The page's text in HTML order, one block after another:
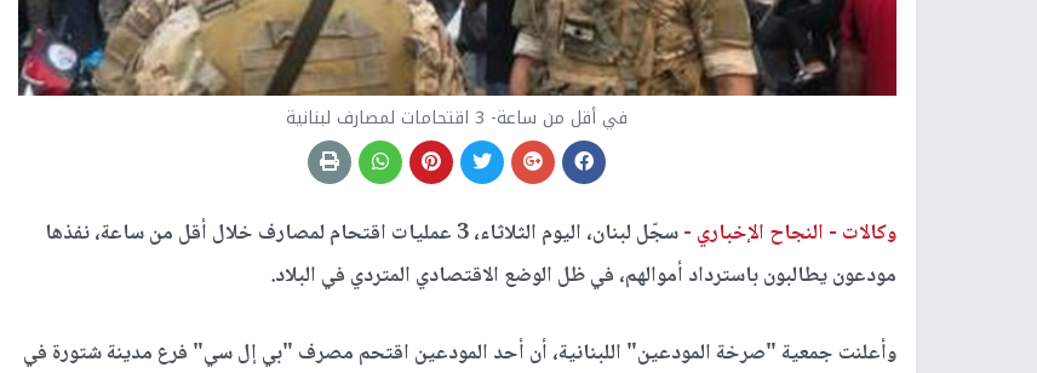
في أقل من ساعة- 3 اقتحامات لمصارف لبنانية
وكالات - النجاح الإخباري -
سجّل لبنان، اليوم الثلاثاء، 3 عمليات اقتحام لمصارف خلال أقل من ساعة، نفذها
مودعون يطالبون باسترداد أموالهم، في ظل الوضع الاقتصادي المتردي في البلاد.
وأعلنت جمعية "صرخة المودعين" اللبنانية، أن أحد المودعين اقتحم مصرف "بي إل سي" فرع مدينة شتورة في